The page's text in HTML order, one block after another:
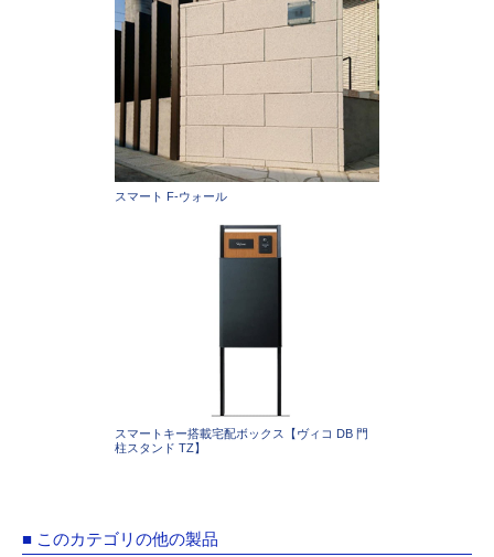
スマート F-ウォール
スマートキー搭載宅配ボックス【ヴィコ DB 門
柱スタンド TZ】
■ このカテゴリの他の製品